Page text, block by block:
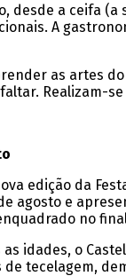
desde a ceifa
A
as artes
Realizam-
edição da
agosto e
no
idades, o
tecelagem,